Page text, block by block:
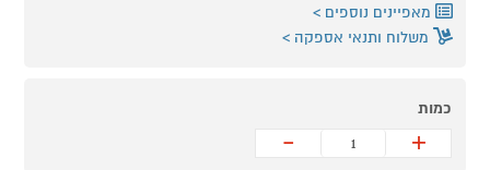
מאפיינים נוספים
משלוח ותנאי אספקה
כמות
+
-